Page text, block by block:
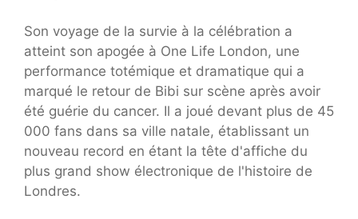
Son voyage de la survie à la célébration a
atteint son apogée à One Life London, une
performance totémique et dramatique qui a
marqué le retour de Bibi sur scène après avoir
été guérie du cancer. Il a joué devant plus de 45
000 fans dans sa ville natale, établissant un
nouveau record en étant la tête d'affiche du
plus grand show électronique de l'histoire de
Londres.